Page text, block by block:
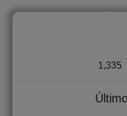
1,335